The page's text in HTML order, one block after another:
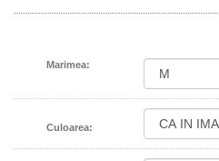
Marimea:
Culoarea: